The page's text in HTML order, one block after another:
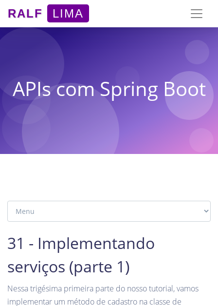
RALF LIMA
APIs com Spring Boot
31 - Implementando
serviços (parte 1)
Nessa trigésima primeira parte do nosso tutorial, vamos
implementar um método de cadastro na classe de